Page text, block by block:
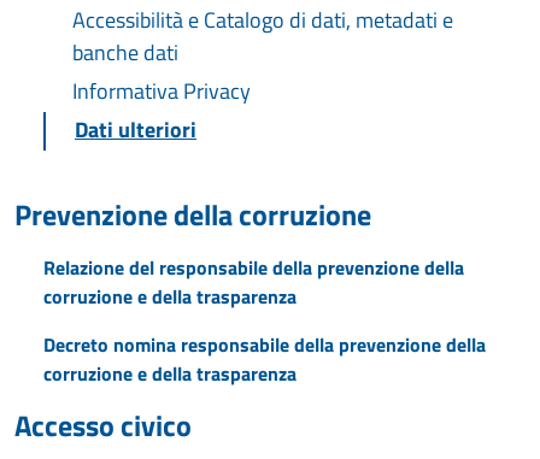
Accessibilità e Catalogo di dati, metadati e
banche dati
Informativa Privacy
Dati ulteriori
Prevenzione della corruzione
Relazione del responsabile della prevenzione della
corruzione e della trasparenza
Decreto nomina responsabile della prevenzione della
corruzione e della trasparenza
Accesso civico